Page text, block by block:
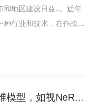
和地区建设日益..。近年
种行业和技术，在作战指
快速、低成本生成高质量三维模型，如视NeRF技术方案获突破性进展